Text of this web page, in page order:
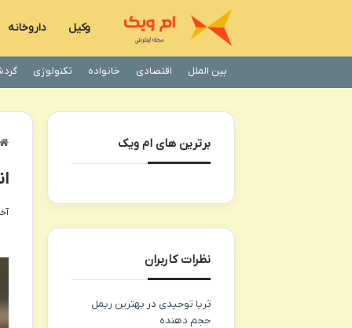
وکیل داروخانه
بین الملل اقتصادی خانواده تکنولوژی
برترین های ام ویک
نظرات کاربران
ثریا توحیدی در بهترین ریمل
حجم دهنده